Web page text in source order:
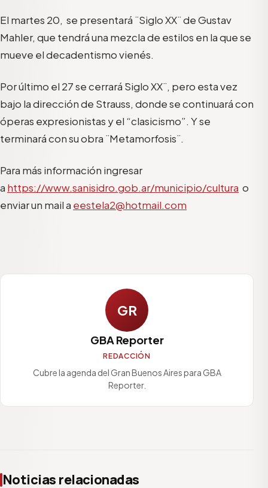
El martes 20, se presentará ¨Siglo XX¨ de Gustav
Mahler, que tendrá una mezcla de estilos en la que se
mueve el decadentismo vienés.
Por último el 27 se cerrará ̈Siglo XX¨, pero esta vez
bajo la dirección de Strauss, donde se continuará con
óperas expresionistas y el “clasicismo”. Y se
terminará con su obra ¨Metamorfosis¨.
Para más información ingresar
a https://www.sanisidro.gob.ar/municipio/cultura o
enviar un mail a eestela2@hotmail.com
GR
GBA Reporter
REDACCIÓN
Cubre la agenda del Gran Buenos Aires para GBA
Reporter.
Noticias relacionadas